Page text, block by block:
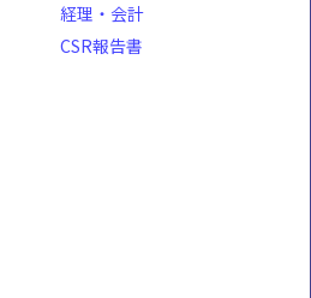
経理・会計
CSR報告書